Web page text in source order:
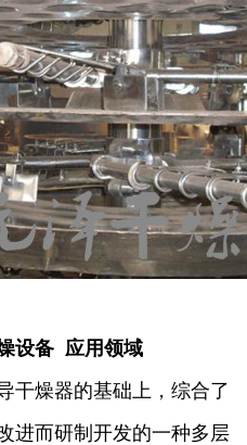
设备 应用领域
干燥器的基础上，综合了
进而研制开发的一种多层